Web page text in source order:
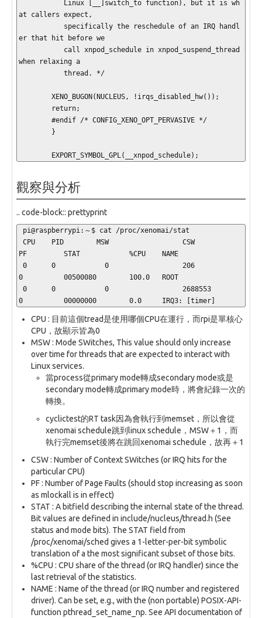
at callers expect,
er that hit before we
when relaxing a
        EXPORT_SYMBOL_GPL(__xnpod_schedule);
觀察與分析
.. code-block:: prettyprint
PF         STAT            %CPU    NAME
0          00500080        100.0   ROOT
0          00000000        0.0     IRQ3: [timer]
CPU : 目前這個tread是使用哪個CPU在運行，而rpi是單核心
CPU，故顯示皆為0
MSW : Mode SWitches, This value should only increase
over time for threads that are expected to interact with
Linux services.
當process從primary mode轉成secondary mode或是
secondary mode轉成primary mode時，將會紀錄一次的
轉換。
cyclictest的RT task因為會執行到memset，所以會從
xenomai schedule跳到linux schedule，MSW＋1，而
執行完memset後將在跳回xenomai schedule，故再＋1
CSW : Number of Context SWitches (or IRQ hits for the
particular CPU)
PF : Number of Page Faults (should stop increasing as soon
as mlockall is in effect)
STAT : A bitfield describing the internal state of the thread.
Bit values are defined in include/nucleus/thread.h (See
status and mode bits). The STAT field from
/proc/xenomai/sched gives a 1-letter-per-bit symbolic
translation of a the most significant subset of those bits.
%CPU : CPU share of the thread (or IRQ handler) since the
last retrieval of the statistics.
NAME : Name of the thread (or IRQ number and registered
driver). Can be set, e.g., with the (non portable) POSIX-API-
function pthread_set_name_np. See API documentation of